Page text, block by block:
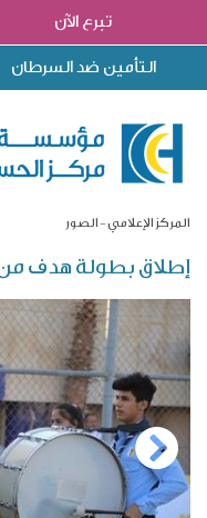
تبرع الآن
التأمين ضد السرطان
المركز الإعلامي الصور
إطلاق بطولة هدف من